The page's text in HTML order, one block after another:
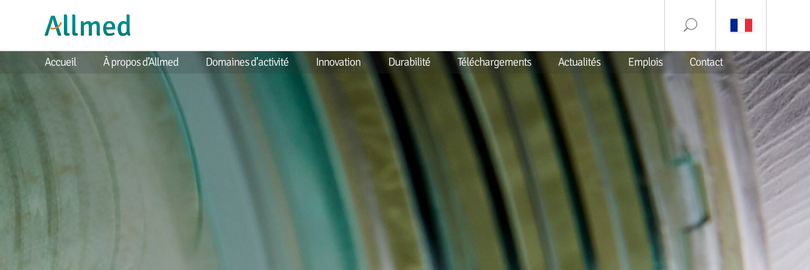
Accueil À propos d’Allmed Domaines d’activité Innovation Durabilité Téléchargements Actualités Emplois Contact